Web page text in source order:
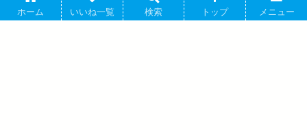
ホーム いいね一覧 検索 トップ メニュー